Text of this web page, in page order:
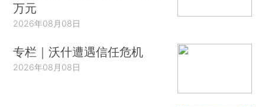
万元
2026年08月08日
专栏｜沃什遭遇信任危机
2026年08月08日